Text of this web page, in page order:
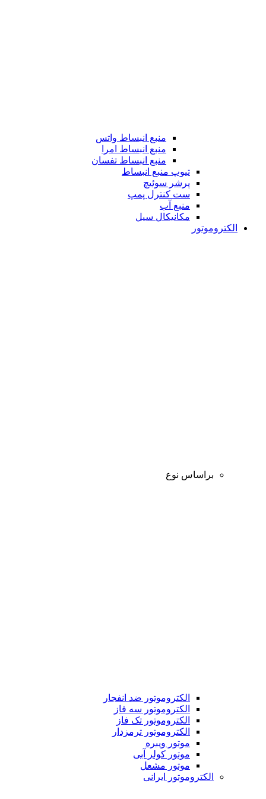
منبع انبساط واتس
منبع انبساط امرا
منبع انبساط تفسان
تیوپ منبع انبساط
پرشر سوئیچ
ست کنترل پمپ
منبع آب
مکانیکال سیل
الکتروموتور
براساس نوع
الکتروموتور ضد انفجار
الکتروموتور سه فاز
الکتروموتور تک فاز
الکتروموتور ترمزدار
موتور ویبره
موتور کولر آبی
موتور مشعل
الکتروموتور ایرانی